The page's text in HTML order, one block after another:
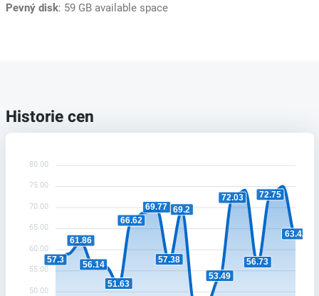
Pevný disk: 59 GB available space
Historie cen
80.00
75.00
70.00
65.00
60.00
55.00
50.00
57.3
61.86
56.14
51.63
66.62
69.77
57.38
69.2
53.49
72.03
56.73
72.75
63.42